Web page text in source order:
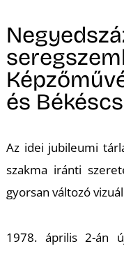
és
Az idei jubileumi
szakma iránti
gyorsan változó
1978. április 2-án